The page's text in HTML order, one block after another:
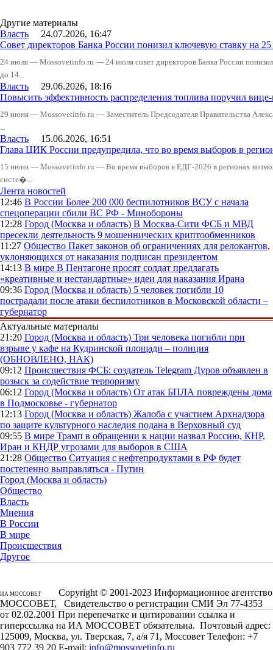
Другие материалы
Власть 24.07.2026, 16:47
Совет директоров Банка России понизил ключевую ставку на
24 июля — Mossovetinfo.ru — 24 июля совет директоров Банка России
до 14...
Власть 29.06.2026, 18:16
Повысить эффективность распределения топлива поручил
29 июня — Mossovetinfo.ru — Заместитель Председателя Правительства
...
Власть 15.06.2026, 16:51
Глава ЦИК России предупредила, что во время выборов в
15 июня — Mossovetinfo.ru — Во время выборов в ЕДГ-2026 в регионах
систе�...
Лента новостей
12:46 В России Более 200 000 беспилотников ВСУ с начала
спецоперации сбили ВС РФ - Минобороны
12:28 Город (Москва и область) В Москва-Сити ФСБ и МВД
пресекли деятельность 9 мошеннических криптообменников
11:27 Общество Пакет законов об ограничениях для релокантов,
уклоняющихся от наказания подписан президентом
14:13 В мире В Пентагоне просят солдат предлагать
«креативные и нестандартные» идеи для наказания Ирана
09:36 Город (Москва и область) 5 человек погибли 10
пострадали после атаки беспилотников в Московской области –
губернатор
Актуальные материалы
21:20 Город (Москва и область) Три человека погибли при
взрыве у кафе на Кудринской площади – полиция
(ОБНОВЛЕНО, НАК)
09:12 Происшествия ФСБ: создатель Telegram Дуров объявлен в
розыск за содействие терроризму
06:12 Город (Москва и область) От атак БПЛА повреждены дома
в Подмосковье - губернатор
12:13 Город (Москва и область) Жалоба с участием Архнадзора
по защите культурного наследия подана в Верховный суд
09:55 В мире Трамп в обращении к нации назвал Россию, КНР,
Иран и КНДР угрозами для выборов в США
21:28 Общество Ситуация с нефтепродуктами в РФ будет
постепенно выправляться - Путин
Город (Москва и область)
Общество
Власть
Мнения
В России
В мире
Происшествия
Другое
ИА МОССОВЕТ
Copyright © 2001-2023 Информационное агентство
МОССОВЕТ, Свидетельство о регистрации СМИ Эл 77-4353
от 02.02.2001 При перепечатке и цитировании ссылка и
гиперссылка на ИА МОССОВЕТ обязательна. Почтовый адрес:
125009, Москва, ул. Тверская, 7, а/я 71, Моссовет Телефон: +7
903 772 39 20 E-mail: info@mossovetinfo.ru